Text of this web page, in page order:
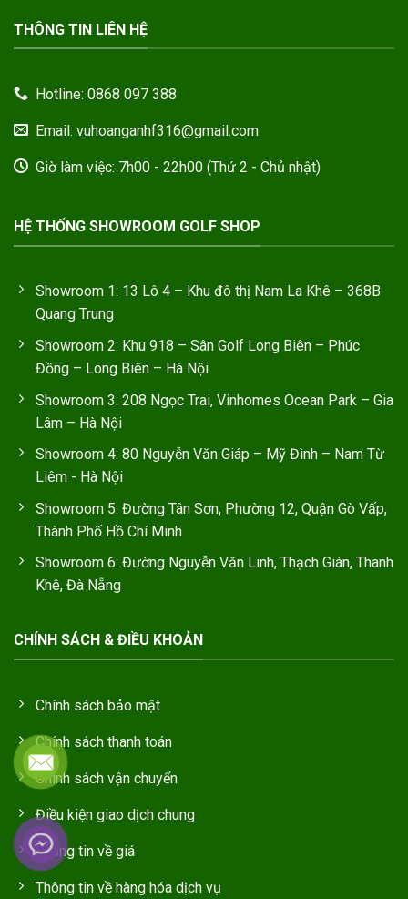
THÔNG TIN LIÊN HỆ
Hotline: 0868 097 388
Email: vuhoanganhf316@gmail.com
Giờ làm việc: 7h00 - 22h00 (Thứ 2 - Chủ nhật)
HỆ THỐNG SHOWROOM GOLF SHOP
Showroom 1: 13 Lô 4 – Khu đô thị Nam La Khê – 368B
Quang Trung
Showroom 2: Khu 918 – Sân Golf Long Biên – Phúc
Đồng – Long Biên – Hà Nội
Showroom 3: 208 Ngọc Trai, Vinhomes Ocean Park – Gia
Lâm – Hà Nội
Showroom 4: 80 Nguyễn Văn Giáp – Mỹ Đình – Nam Từ
Liêm - Hà Nội
Showroom 5: Đường Tân Sơn, Phường 12, Quận Gò Vấp,
Thành Phố Hồ Chí Minh
Showroom 6: Đường Nguyễn Văn Linh, Thạch Gián, Thanh
Khê, Đà Nẵng
CHÍNH SÁCH & ĐIỀU KHOẢN
Chính sách bảo mật
Chính sách thanh toán
Chính sách vận chuyển
Điều kiện giao dịch chung
Thông tin về giá
Thông tin về hàng hóa dịch vụ